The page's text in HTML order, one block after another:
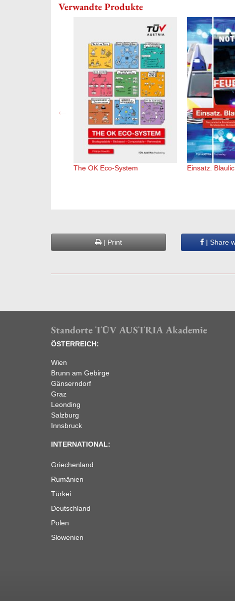
Verwandte Produkte
The OK Eco-System Einsatz.
| Print | Share
Standorte TÜV AUSTRIA Akademie
ÖSTERREICH:
Wien
Brunn am Gebirge
Gänserndorf
Graz
Leonding
Salzburg
Innsbruck
INTERNATIONAL:
Griechenland
Rumänien
Türkei
Deutschland
Polen
Slowenien